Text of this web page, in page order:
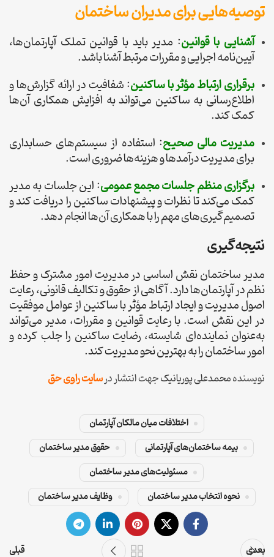
توصیه‌هایی برای مدیران ساختمان
آشنایی با قوانین: مدیر باید با قوانین تملک آپارتمان‌ها،
آیین‌نامه اجرایی و مقررات مرتبط آشنا باشد.
برقراری ارتباط مؤثر با ساکنین: شفافیت در ارائه گزارش‌ها و
اطلاع‌رسانی به ساکنین می‌تواند به افزایش همکاری آن‌ها
کمک کند.
مدیریت مالی صحیح: استفاده از سیستم‌های حسابداری
برای مدیریت درآمدها و هزینه‌ها ضروری است.
برگزاری منظم جلسات مجمع عمومی: این جلسات به مدیر
کمک می‌کند تا نظرات و پیشنهادات ساکنین را دریافت کند و
تصمیم‌گیری‌های مهم را با همکاری آن‌ها انجام دهد.
نتیجه‌گیری
مدیر ساختمان نقش اساسی در مدیریت امور مشترک و حفظ
نظم در آپارتمان‌ها دارد. آگاهی از حقوق و تکالیف قانونی، رعایت
اصول مدیریت و ایجاد ارتباط مؤثر با ساکنین از عوامل موفقیت
در این نقش است. با رعایت قوانین و مقررات، مدیر می‌تواند
به‌عنوان نماینده‌ای شایسته، رضایت ساکنین را جلب کرده و
امور ساختمان را به بهترین نحو مدیریت کند.
نویسندهمحمدعلی پوریانیکجهت انتشار در سایت راوی حق
اختلافات میان مالکان آپارتمان
بیمه ساختمان‌های آپارتمانی
حقوق مدیر ساختمان
مسئولیت‌های مدیر ساختمان
نحوه انتخاب مدیر ساختمان
وظایف مدیر ساختمان
بعدی قبلی